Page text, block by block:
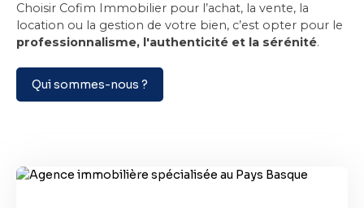
Choisir Cofim Immobilier pour l’achat, la vente, la
location ou la gestion de votre bien, c’est opter pour le
professionnalisme, l'authenticité et la sérénité.
Qui sommes-nous ?